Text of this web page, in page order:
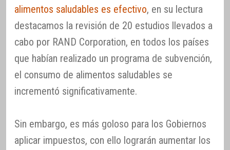
alimentos saludables es efectivo, en su lectura
destacamos la revisión de 20 estudios llevados a
cabo por RAND Corporation, en todos los países
que habían realizado un programa de subvención,
el consumo de alimentos saludables se
incrementó significativamente.
Sin embargo, es más goloso para los Gobiernos
aplicar impuestos, con ello lograrán aumentar los